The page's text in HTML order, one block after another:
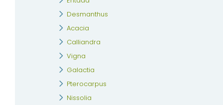
Desmanthus
Acacia
Calliandra
Vigna
Galactia
Pterocarpus
Nissolia